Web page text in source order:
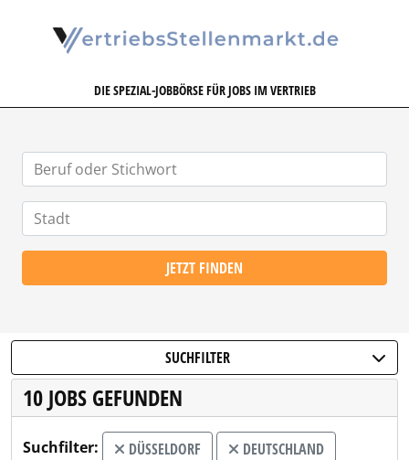
DIE SPEZIAL-JOBBÖRSE FÜR JOBS IM VERTRIEB
JETZT FINDEN
SUCHFILTER
10 JOBS GEFUNDEN
Suchfilter: DÜSSELDORF DEUTSCHLAND